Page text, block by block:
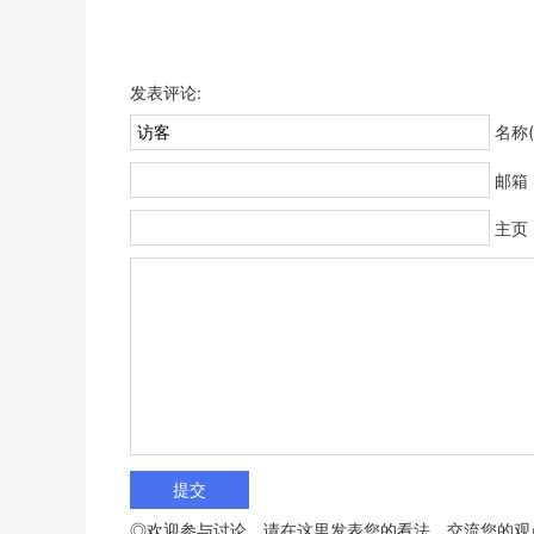
发表评论:
名称
邮箱
主页
◎欢迎参与讨论，请在这里发表您的看法、交流您的观